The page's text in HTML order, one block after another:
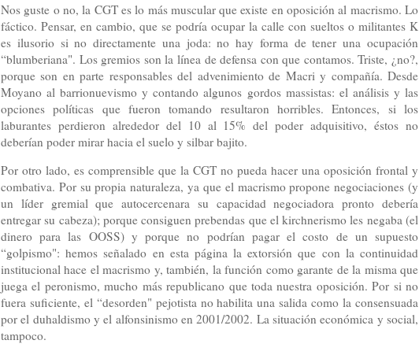
Nos guste o no, la CGT es lo más muscular que existe en oposición al macrismo. Lo
fáctico. Pensar, en cambio, que se podría ocupar la calle con sueltos o militantes K
es ilusorio si no directamente una joda: no hay forma de tener una ocupación
“blumberiana". Los gremios son la línea de defensa con que contamos. Triste, ¿no?,
porque son en parte responsables del advenimiento de Macri y compañía. Desde
Moyano al barrionuevismo y contando algunos gordos massistas: el análisis y las
opciones políticas que fueron tomando resultaron horribles. Entonces, si los
laburantes perdieron alrededor del 10 al 15% del poder adquisitivo, éstos no
deberían poder mirar hacia el suelo y silbar bajito.
Por otro lado, es comprensible que la CGT no pueda hacer una oposición frontal y
combativa. Por su propia naturaleza, ya que el macrismo propone negociaciones (y
un líder gremial que autocercenara su capacidad negociadora pronto debería
entregar su cabeza); porque consiguen prebendas que el kirchnerismo les negaba (el
dinero para las OOSS) y porque no podrían pagar el costo de un supuesto
“golpismo": hemos señalado en esta página la extorsión que con la continuidad
institucional hace el macrismo y, también, la función como garante de la misma que
juega el peronismo, mucho más republicano que toda nuestra oposición. Por si no
fuera suficiente, el “desorden" pejotista no habilita una salida como la consensuada
por el duhaldismo y el alfonsinismo en 2001/2002. La situación económica y social,
tampoco.